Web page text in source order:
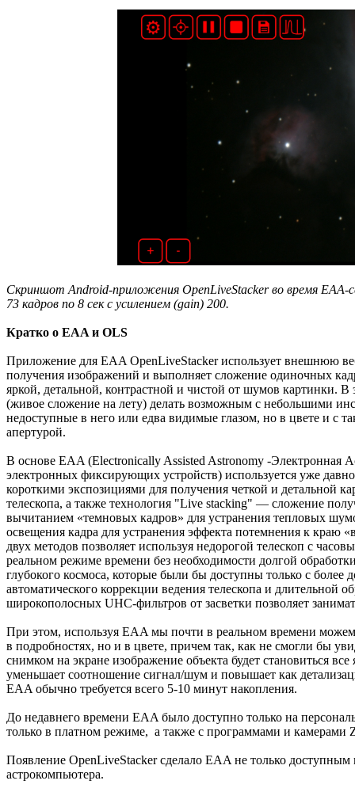
Скриншот Android-приложения OpenLiveStacker во время
73 кадров по 8 сек с усилением (gain) 200.
Кратко о EAA и OLS
Приложение для EAA OpenLiveStacker использует внешнюю
получения изображений и выполняет сложение одиночных
яркой, детальной, контрастной и чистой от шумов картинки.
(живое сложение на лету) делать возможным с небольшими
недоступные в него или едва видимые глазом, но в цвете и с
апертурой.
В основе EAA (Electronically Assisted Astronomy -
электронных фиксирующих устройств) используется уже
короткими экспозициями для получения четкой и детальной
телескопа, а также технология "Live stacking" — сложение
вычитанием «темновых кадров» для устранения тепловых
освещения кадра для устранения эффекта потемнения к краю
двух методов позволяет используя недорогой телескоп с
реальном режиме времени без необходимости долгой
глубокого космоса, которые были бы доступны только с
автоматического коррекции ведения телескопа и длительной
широкополосных UHC-фильтров от засветки позволяет
При этом, используя EAA мы почти в реальном времени
в подробностях, но и в цвете, причем так, как не смогли бы
снимком на экране изображение объекта будет становиться
уменьшает соотношение сигнал/шум и повышает как
EAA обычно требуется всего 5-10 минут накопления.
До недавнего времени EAA было доступно только на
только в платном режиме, а также с программами и камерами
Появление OpenLiveStacker сделало EAA не только
астрокомпьютера.